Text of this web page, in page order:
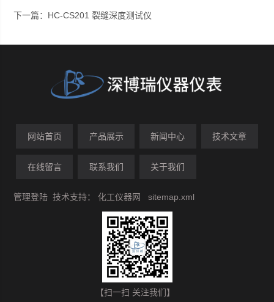
下一篇： HC-CS201 裂缝深度测试仪
网站首页 产品展示 新闻中心 技术文章
在线留言 联系我们 关于我们
管理登陆 技术支持：化工仪器网 sitemap.xml
【扫一扫 关注我们】